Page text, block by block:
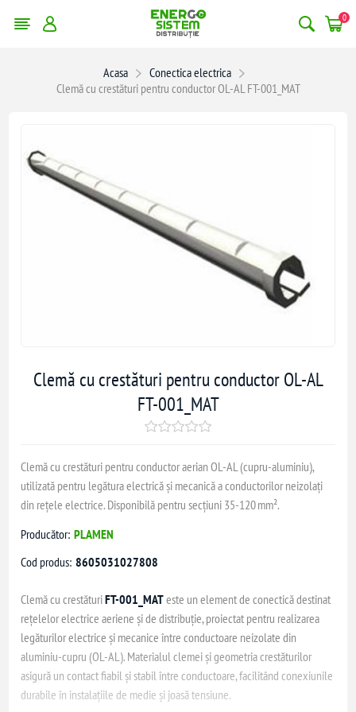
0
Acasa
Conectica electrica
Clemă cu crestături pentru conductor OL‑AL FT‑001_MAT
Clemă cu crestături pentru conductor OL‑AL
FT‑001_MAT
Clemă cu crestături pentru conductor aerian OL‑AL (cupru‑aluminiu),
utilizată pentru legătura electrică și mecanică a conductorilor neizolați
din rețele electrice. Disponibilă pentru secțiuni 35‑120 mm².
Producător: PLAMEN
Cod produs: 8605031027808
Clemă cu crestăturiFT‑001_MATeste un element de conectică destinat
rețelelor electrice aeriene și de distribuție, proiectat pentru realizarea
legăturilor electrice și mecanice între conductoare neizolate din
aluminiu‑cupru (OL‑AL). Materialul clemei și geometria crestăturilor
asigură un contact fiabil și stabil între conductoare, facilitând conexiunile
durabile în instalațiile de medie și joasă tensiune.